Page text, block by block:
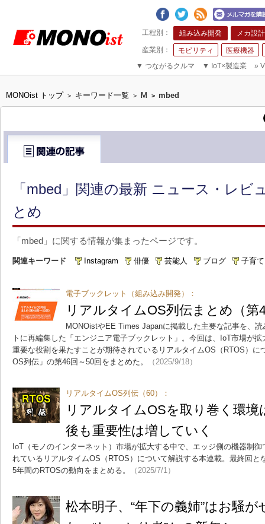
組み込み開発 メカ設計
モビリティ
医療機器
▼ つながるクルマ ▼ IoT×製造業 »
MONOist トップ > キーワード一覧 > M > mbed
「mbed」関連の最新 ニュース・レビ
とめ
「mbed」に関する情報が集まったページです。
関連キーワード Instagram 俳優 芸能人 ブログ 子育て
電子ブックレット（組み込み開発）：
リアルタイムOS列伝まとめ（第
MONOistやEE Times Japanに掲載した主要な記事を、
トに再編集した「エンジニア電子ブックレット」。今回は、IoT市場が
重要な役割を果たすことが期待されているリアルタイムOS（RTOS）に
OS列伝」の第46回～50回をまとめた。
（2025/9/18）
リアルタイムOS列伝（60）：
リアルタイムOSを取り巻く環境
後も重要性は増していく
IoT（モノのインターネット）市場が拡大する中で、エッジ側の機器制
れているリアルタイムOS（RTOS）について解説する本連載。最終回と
5年間のRTOSの動向をまとめる。
（2025/7/1）
松本明子、“年下の義姉”はお騒